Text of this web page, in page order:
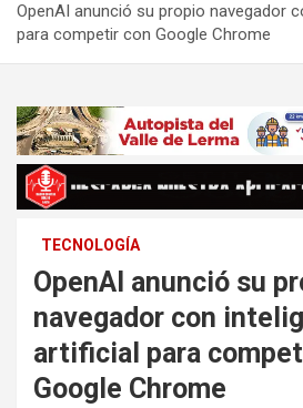
OpenAI anunció su propio navegador
para competir con Google Chrome
TECNOLOGÍA
OpenAI anunció su
navegador con
artificial para
Google Chrome